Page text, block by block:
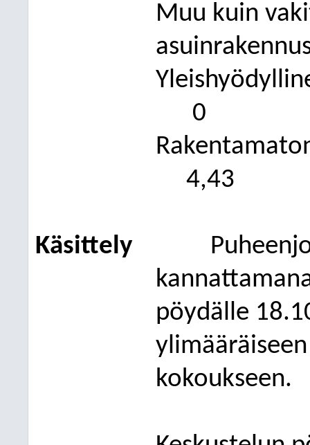
Muu kuin
0
4,43
Käsittely
pöydälle
kokoukseen.